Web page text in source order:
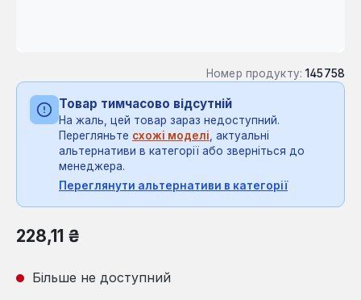
Номер продукту: 145758
Товар тимчасово відсутній
На жаль, цей товар зараз недоступний.
Перегляньте схожі моделі, актуальні
альтернативи в категорії або зверніться до
менеджера.
Переглянути альтернативи в категорії
Звичайна ціна:
228,11 ₴
Більше не доступний